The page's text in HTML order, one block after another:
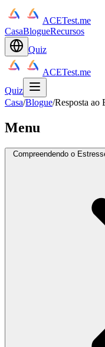
ACETest.me
CasaBlogueRecursos
Quiz
ACETest.me
Quiz
Casa/Blogue/Resposta ao
Menu
Compreendendo o